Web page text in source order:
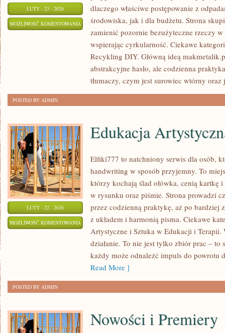
LUTY - 23 - 2026
MOŻLIWOŚĆ KOMENTOWANIA EKO-
MITY
FAKTY
dlaczego właściwe postępowanie z
środowiska, jak i dla budżetu. Strona
zamienić pozornie bezużyteczne rzeczy
wspierając cyrkularność. Ciekawe
Recykling DIY. Główną ideą
abstrakcyjne hasło, ale codzienna
tłumaczy, czym jest surowiec wtórny oraz
POSTED BY ADMIN
LUTY - 22 - 2026
MOŻLIWOŚĆ KOMENTOWANIA EDUKACJA
ARTYSTYCZNA
Edukacja
Elfiki777 to natchniony serwis dla osób,
handwriting w sposób przyjemny. To
którzy kochają ślad ołówka, cenią kartkę
w rysunku oraz piśmie. Strona prowadzi
przez codzienną praktykę, aż po bardziej
z układem i harmonią pisma. Ciekawe
Artystyczne i Sztuka w Edukacji i
działanie. To nie jest tylko zbiór prac –
każdy może odnaleźć impuls do powrotu
Read More ]
POSTED BY ADMIN
Nowości i Premiery